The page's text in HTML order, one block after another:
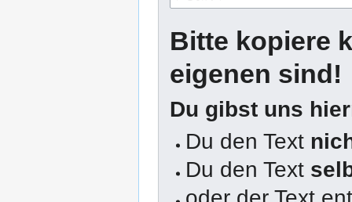
Bitte kopiere
eigenen sind!
Du gibst uns
Du den Text
Du den Text